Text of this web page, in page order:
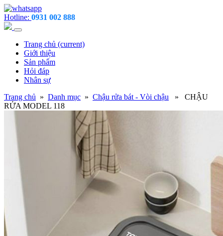
Hotline: 0931 002 888
Trang chủ (current)
Giới thiệu
Sản phẩm
Hỏi đáp
Nhân sự
Trang chủ » Danh mục » Chậu rửa bát - Vòi chậu » CHẬU
RỬA MODEL 118